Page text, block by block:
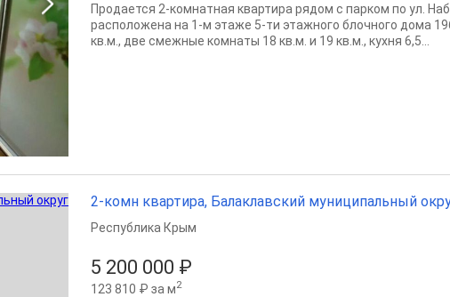
Продается 2-комнатная квартира рядом с парком по ул.
расположена на 1-м этаже 5-ти этажного блочного дома
кв.м., две смежные комнаты 18 кв.м. и 19 кв.м., кухня 6,5...
2-комн квартира, Балаклавский муниципальный
5 200 000 ₽
123 810 ₽ за м2
Республика Крым